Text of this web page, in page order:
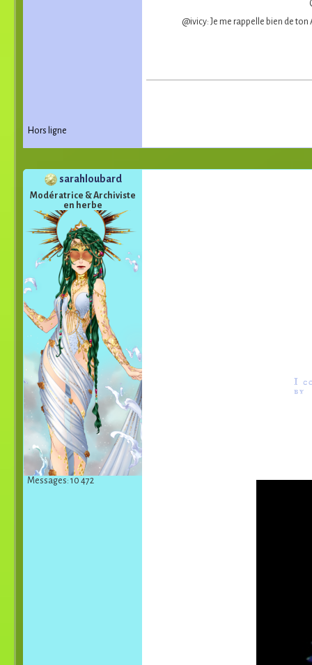
@ivicy: Je me rappelle bien de
Hors ligne
sarahloubard
Modératrice & Archiviste
en herbe
Messages: 10 472